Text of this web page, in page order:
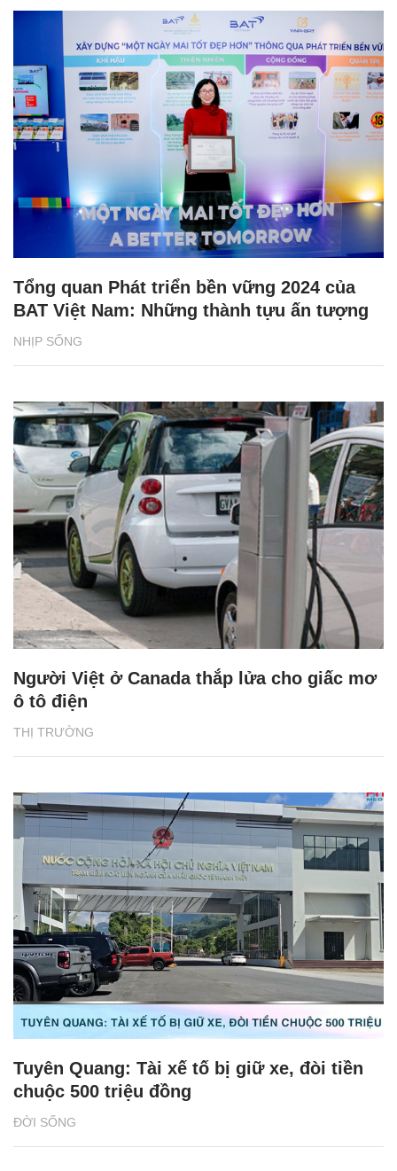
NHỊP SỐNG
Tổng quan Phát triển bền vững 2024 của
BAT Việt Nam: Những thành tựu ấn tượng
THỊ TRƯỜNG
Người Việt ở Canada thắp lửa cho giấc mơ
ô tô điện
ĐỜI SỐNG
Tuyên Quang: Tài xế tố bị giữ xe, đòi tiền
chuộc 500 triệu đồng